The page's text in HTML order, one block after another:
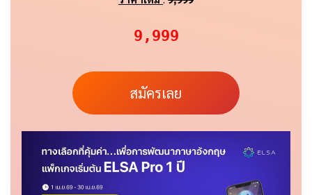
9,999
สมัครเลย